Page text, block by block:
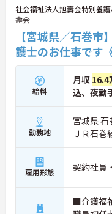
社会福祉法人旭壽会特別養
壽会
【宮城県／石巻
護士のお仕事です
給料
月収 16.4
込、夜勤
勤務地
宮城県
ＪＲ石巻
雇用形態 契約社員
■介護福